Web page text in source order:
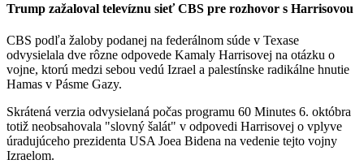
Trump zažaloval televíznu sieť CBS pre rozhovor s Harrisovou
CBS podľa žaloby podanej na federálnom súde v Texase
odvysielala dve rôzne odpovede Kamaly Harrisovej na otázku o
vojne, ktorú medzi sebou vedú Izrael a palestínske radikálne hnutie
Hamas v Pásme Gazy.
Skrátená verzia odvysielaná počas programu 60 Minutes 6. októbra
totiž neobsahovala "slovný šalát" v odpovedi Harrisovej o vplyve
úradujúceho prezidenta USA Joea Bidena na vedenie tejto vojny
Izraelom.